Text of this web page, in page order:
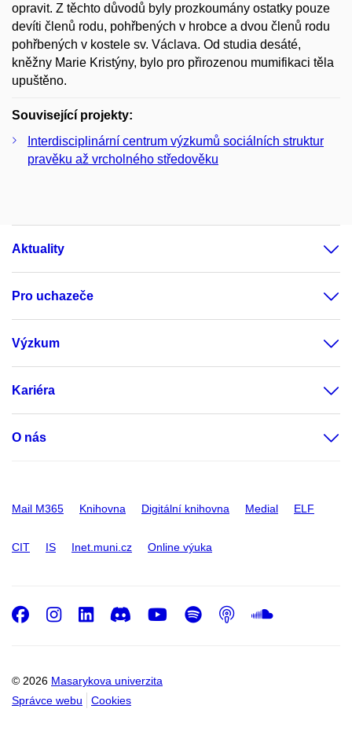
opravit. Z těchto důvodů byly prozkoumány ostatky pouze
devíti členů rodu, pohřbených v hrobce a dvou členů rodu
pohřbených v kostele sv. Václava. Od studia desáté,
kněžny Marie Kristýny, bylo pro přirozenou mumifikaci těla
upuštěno.
Související projekty:
Interdisciplinární centrum výzkumů sociálních struktur
pravěku až vrcholného středověku
Aktuality
Pro uchazeče
Výzkum
Kariéra
O nás
Mail M365 Knihovna Digitální knihovna Medial ELF
CIT IS Inet.muni.cz Online výuka
© 2026 Masarykova univerzita
Správce webu
Cookies
Facebook
Instagram
LinkedIn
DiscordYoutube
Spotify
Podcast